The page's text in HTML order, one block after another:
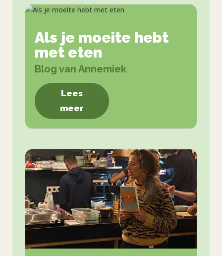
Als je moeite hebt
met eten
Blog van Annemiek
Lees
meer